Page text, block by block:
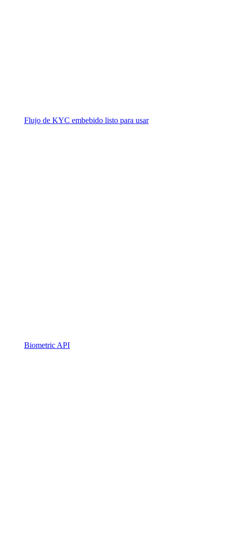
Flujo de KYC embebido listo para usar
Biometric API